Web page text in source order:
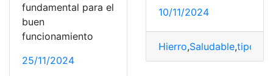
fundamental para el
buen
funcionamiento
25/11/2024
10/11/2024
Hierro,Saludable,tipo